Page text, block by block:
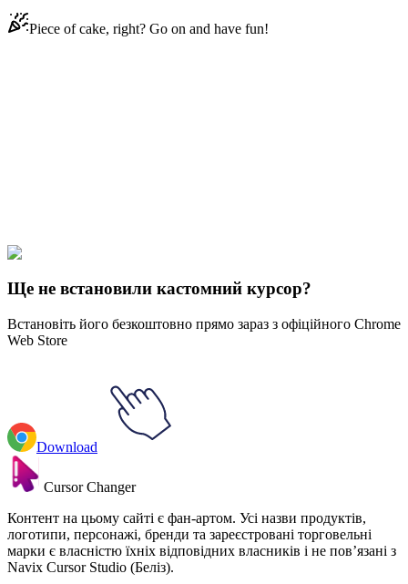
Piece of cake, right? Go on and have fun!
Долі кішки
Ще не встановили кастомний курсор?
Встановіть його безкоштовно прямо зараз з офіційного Chrome
Web Store
Download
Cursor Changer
Контент на цьому сайті є фан-артом. Усі назви продуктів,
логотипи, персонажі, бренди та зареєстровані торговельні
марки є власністю їхніх відповідних власників і не пов’язані з
Navix Cursor Studio (Беліз).